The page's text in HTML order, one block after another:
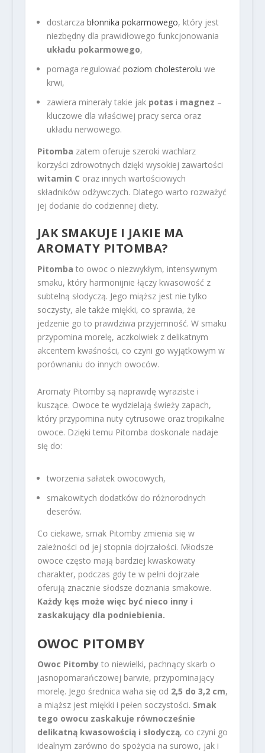
dostarcza błonnika pokarmowego, który jest
niezbędny dla prawidłowego funkcjonowania
układu pokarmowego,
pomaga regulować poziom cholesterolu we
krwi,
zawiera minerały takie jak potas i magnez –
kluczowe dla właściwej pracy serca oraz
układu nerwowego.
Pitomba zatem oferuje szeroki wachlarz
korzyści zdrowotnych dzięki wysokiej zawartości
witamin C oraz innych wartościowych
składników odżywczych. Dlatego warto rozważyć
jej dodanie do codziennej diety.
JAK SMAKUJE I JAKIE MA
AROMATY PITOMBA?
Pitomba to owoc o niezwykłym, intensywnym
smaku, który harmonijnie łączy kwasowość z
subtelną słodyczą. Jego miąższ jest nie tylko
soczysty, ale także miękki, co sprawia, że
jedzenie go to prawdziwa przyjemność. W smaku
przypomina morelę, aczkolwiek z delikatnym
akcentem kwaśności, co czyni go wyjątkowym w
porównaniu do innych owoców.
Aromaty Pitomby są naprawdę wyraziste i
kuszące. Owoce te wydzielają świeży zapach,
który przypomina nuty cytrusowe oraz tropikalne
owoce. Dzięki temu Pitomba doskonale nadaje
się do:
tworzenia sałatek owocowych,
smakowitych dodatków do różnorodnych
deserów.
Co ciekawe, smak Pitomby zmienia się w
zależności od jej stopnia dojrzałości. Młodsze
owoce często mają bardziej kwaskowaty
charakter, podczas gdy te w pełni dojrzałe
oferują znacznie słodsze doznania smakowe.
Każdy kęs może więc być nieco inny i
zaskakujący dla podniebienia.
OWOC PITOMBY
Owoc Pitombyto niewielki, pachnący skarb o
jasnopomarańczowej barwie, przypominający
morelę. Jego średnica waha się od 2,5 do 3,2 cm,
a miąższ jest miękki i pełen soczystości. Smak
tego owocu zaskakuje równocześnie
delikatną kwasowością i słodyczą, co czyni go
idealnym zarówno do spożycia na surowo, jak i